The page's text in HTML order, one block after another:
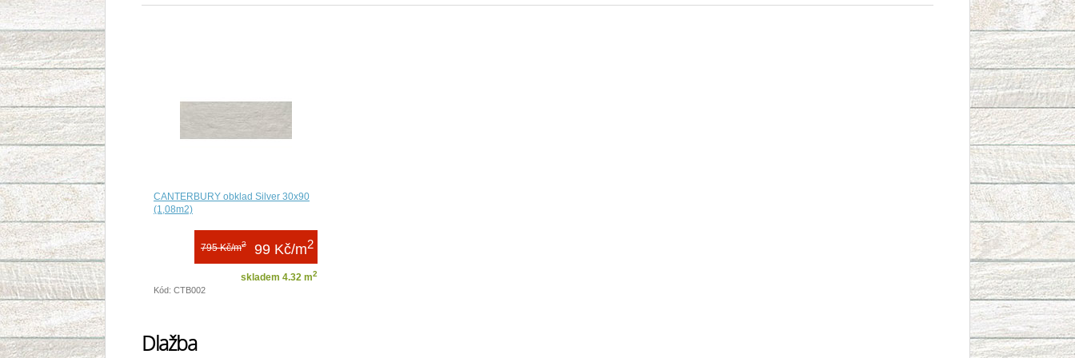
CANTERBURY obklad Silver 30x90
(1,08m2)
99 Kč/m2
795 Kč/m2
skladem 4.32 m2
Kód: CTB002
Dlažba